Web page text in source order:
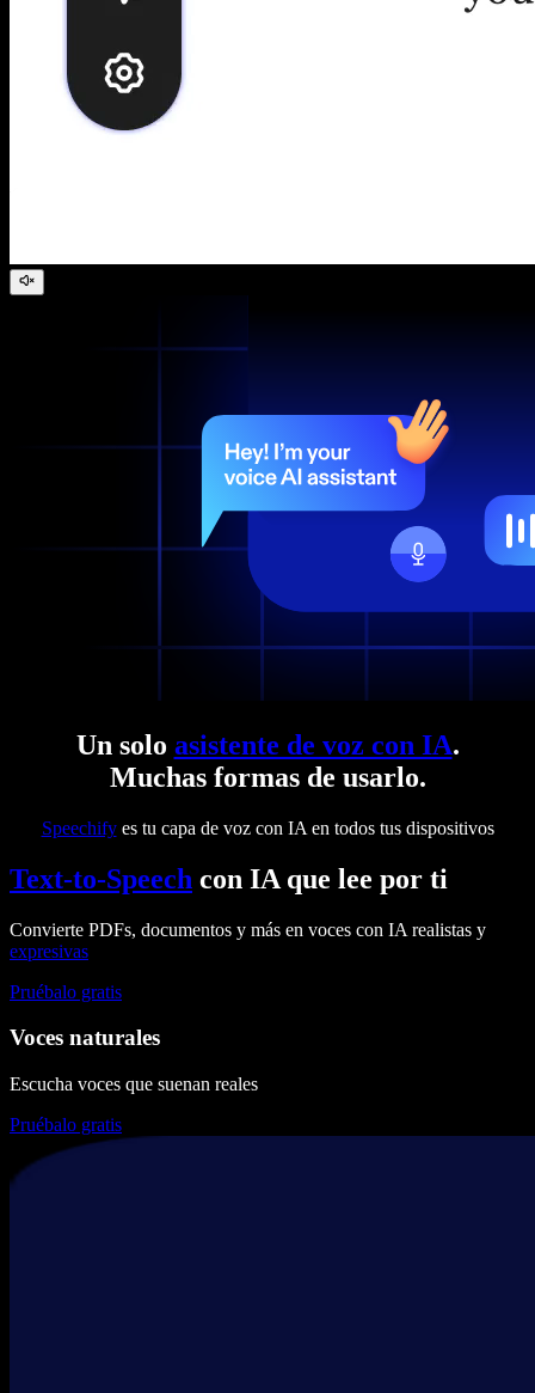
Un solo asistente de voz con IA.
Muchas formas de usarlo.
Speechifyes tu capa de voz con IA en todos tus dispositivos
Text-to-Speech con IA que lee por ti
Convierte PDFs, documentos y más en voces con IA realistas y
expresivas
Pruébalo gratis
Voces naturales
Escucha voces que suenan reales
Pruébalo gratis